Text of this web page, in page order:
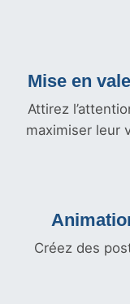
Mise en
Attirez
maximiser leur
Créez des